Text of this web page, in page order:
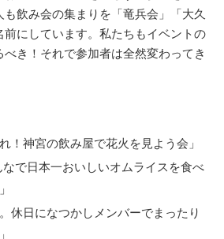
飲み会の集まりを「竜兵会」「大久
にしています。私たちもイベントの
き！それで参加者は全然変わってき
！神宮の飲み屋で花火を見よう会」
なで日本一おいしいオムライスを食べ
休日になつかしメンバーでまったり